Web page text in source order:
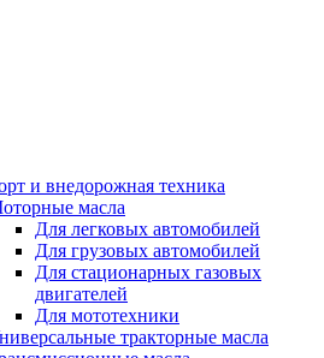
и внедорожная техника
масла
Для легковых автомобилей
Для грузовых автомобилей
Для стационарных газовых
двигателей
Для мототехники
тракторные масла